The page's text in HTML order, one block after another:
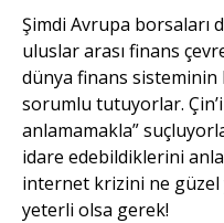
Şimdi Avrupa borsaları
uluslar arası finans
dünya finans sisteminin
sorumlu tutuyorlar.
anlamamakla”
idare edebildiklerini
internet krizini ne
yeterli olsa gerek!